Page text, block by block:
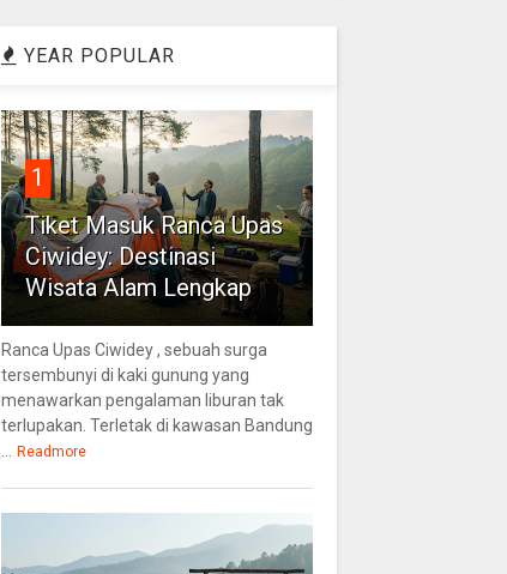
YEAR POPULAR
1
Tiket Masuk Ranca Upas
Ciwidey: Destinasi
Wisata Alam Lengkap
Ranca Upas Ciwidey , sebuah surga
tersembunyi di kaki gunung yang
menawarkan pengalaman liburan tak
terlupakan. Terletak di kawasan Bandung
Readmore